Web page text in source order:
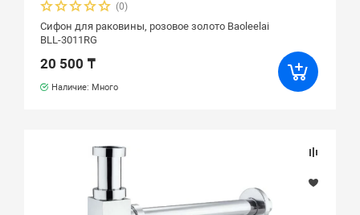
(0)
Сифон для раковины, розовое золото Baoleelai
BLL-3011RG
20 500 ₸
Наличие: Много